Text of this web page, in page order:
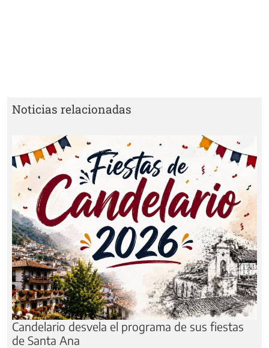
Noticias relacionadas
Candelario desvela el programa de sus fiestas
de Santa Ana